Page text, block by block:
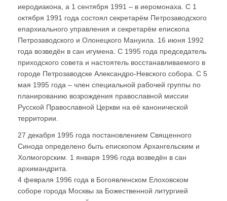
иеродиакона, а 1 сентября 1991 – в иеромонаха. С 1
октября 1991 года состоял секретарём Петрозаводского
епархиального управления и секретарём епископа
Петрозаводского и Олонецкого Мануила. 16 июня 1992
года возведён в сан игумена. С 1995 года председатель
приходского совета и настоятель восстанавливаемого в
городе Петрозаводске Александро-Невского собора. С 5
мая 1995 года – член специальной рабочей группы по
планированию возрождения православной миссии
Русской Православной Церкви на её канонической
территории.
27 декабря 1995 года постановлением Священного
Синода определено быть епископом Архангельским и
Холмогорским. 1 января 1996 года возведён в сан
архимандрита.
4 февраля 1996 года в Богоявленском Елоховском
соборе города Москвы за Божественной литургией